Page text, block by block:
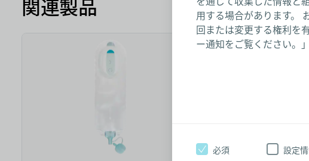
用する場合があります。
回または変更する権利を
ー通知をご覧ください。」
必須 設定
関連製品